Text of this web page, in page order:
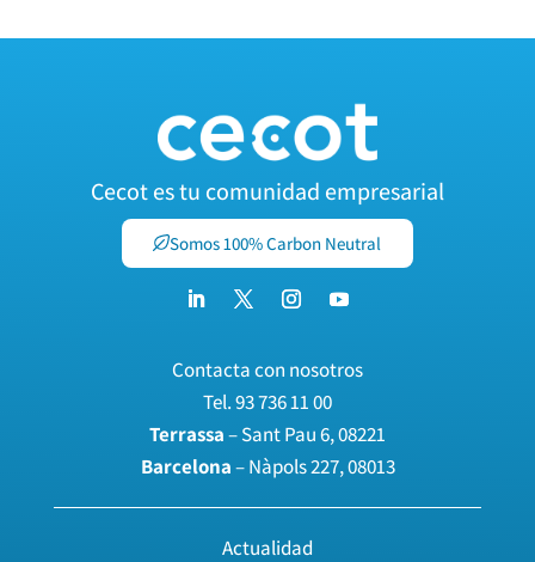
Cecot es tu comunidad empresarial
Somos 100% Carbon Neutral
Contacta con nosotros
Tel.93 736 11 00
Terrassa– Sant Pau 6, 08221
Barcelona– Nàpols 227, 08013
Actualidad